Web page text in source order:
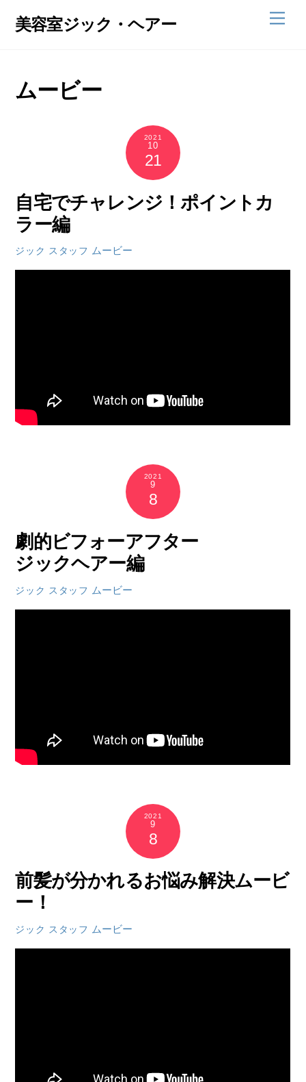
美容室ジック・ヘアー
ムービー
2021
10
21
自宅でチャレンジ！ポイントカ
ラー編
ジック スタッフ ムービー
2021
9
8
劇的ビフォーアフター
ジックヘアー編
ジック スタッフ ムービー
2021
9
8
前髪が分かれるお悩み解決ムービ
ー！
ジック スタッフ ムービー